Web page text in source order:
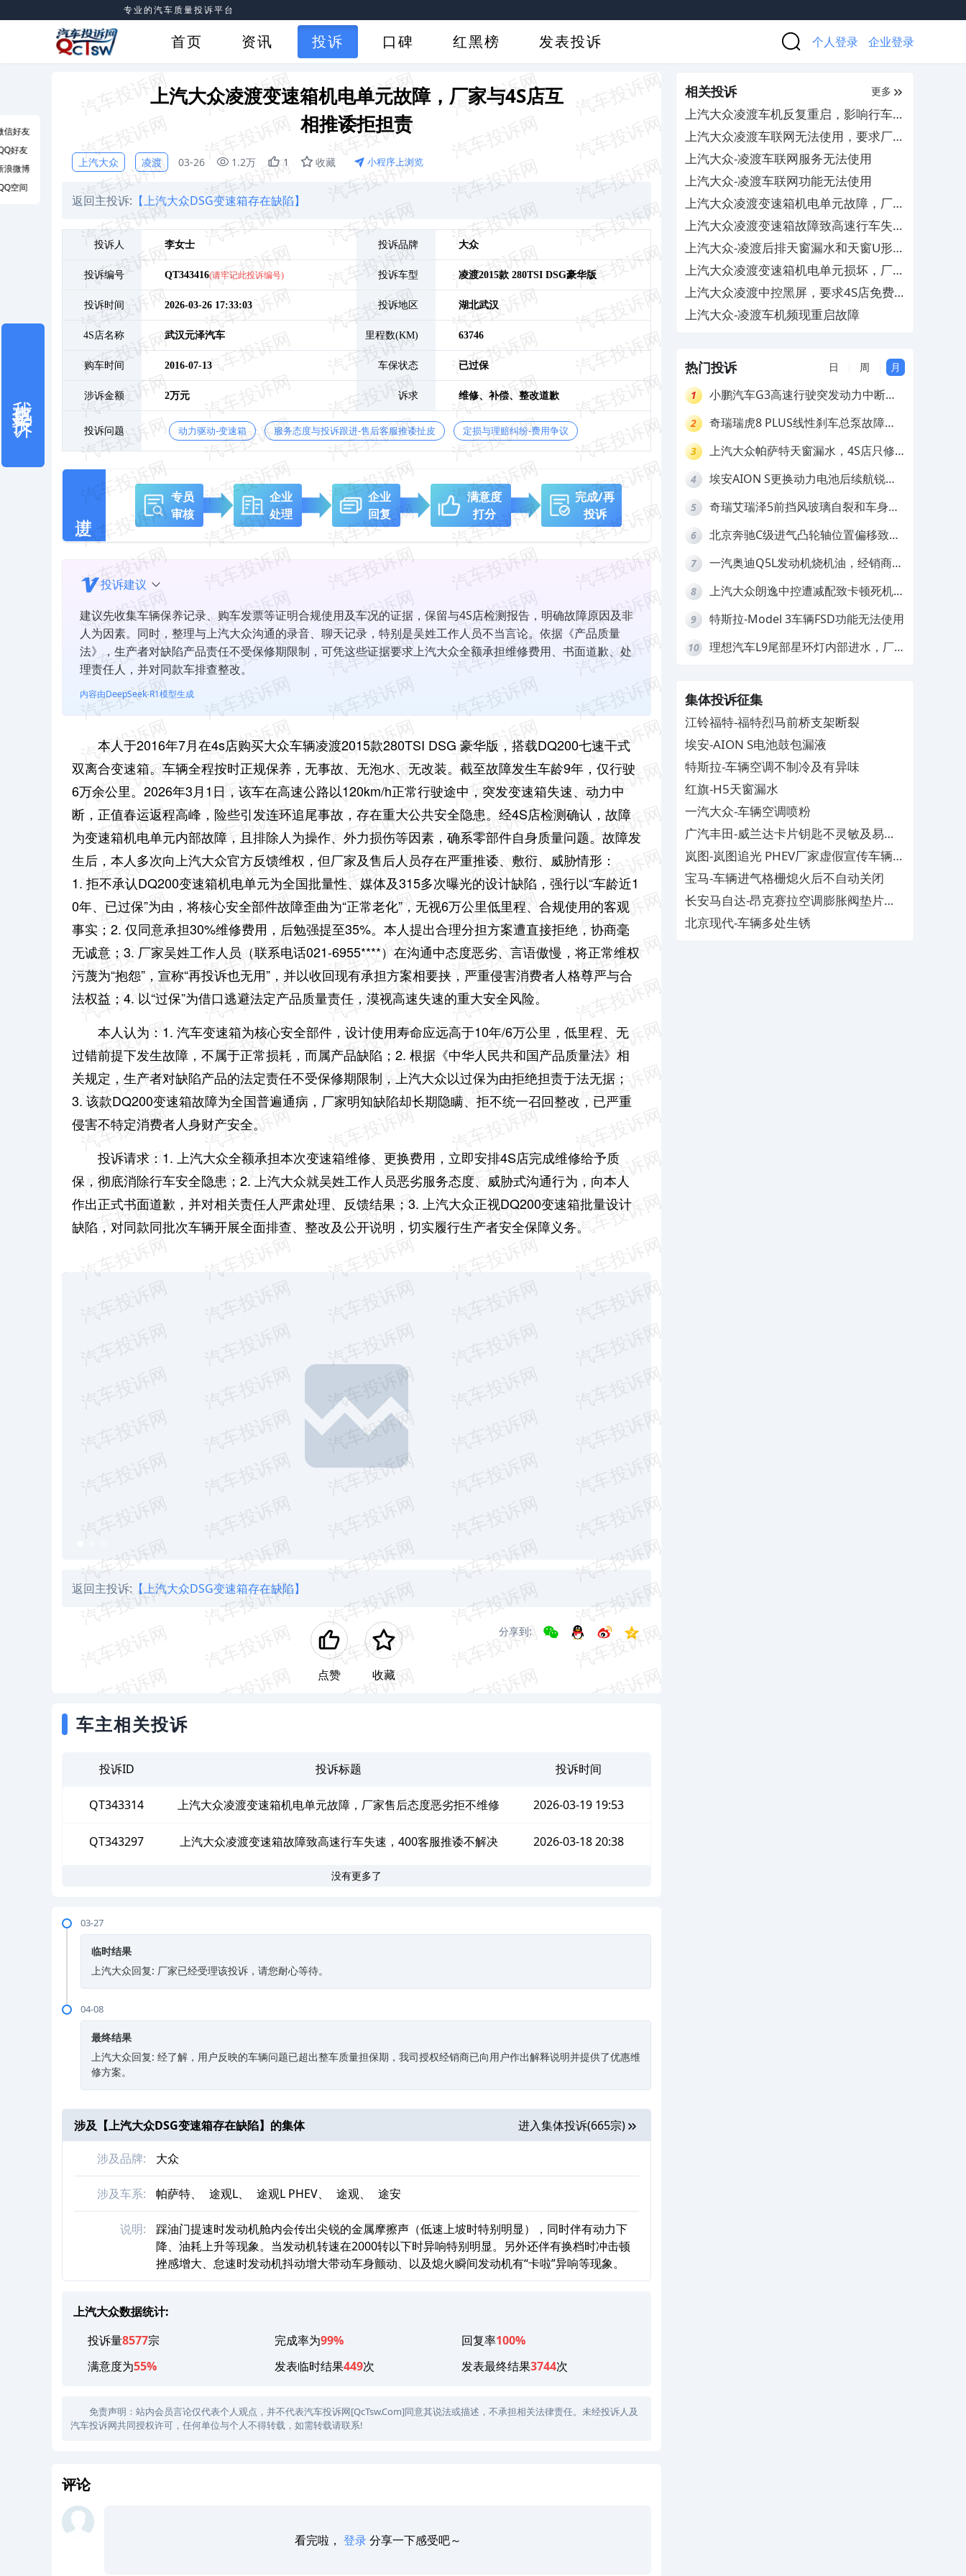
专业的汽车质量投诉平台
首页 资讯 投诉 口碑 红黑榜 发表投诉 个人登录 企业登录
上汽大众凌渡变速箱机电单元故障，厂家与4S店互
相推诿拒担责
上汽大众 凌渡 03-26 1.2万 1 收藏 小程序上浏览
返回主投诉: 【上汽大众DSG变速箱存在缺陷】
投诉人 李女士 投诉品牌 大众
投诉编号 QT343416(请牢记此投诉编号) 投诉车型 凌渡2015款 280TSI DSG豪华版
投诉时间 2026-03-26 17:33:03 投诉地区 湖北武汉
4S店名称 武汉元泽汽车 里程数(KM) 63746
购车时间 2016-07-13 车保状态 已过保
涉诉金额 2万元 诉求 维修、 补偿、 整改道歉
投诉问题 动力驱动-变速箱 服务态度与投诉跟进-售后客服推诿扯皮 定损与理赔纠纷-费用争议
专员
审核
企业
处理
企业
回复
满意度
打分
完成/再
投诉
投诉建议
建议先收集车辆保养记录、购车发票等证明合规使用及车况的证据，保留与4S店检测报告，明确故障原因及非
人为因素。同时，整理与上汽大众沟通的录音、聊天记录，特别是吴姓工作人员不当言论。依据《产品质量
法》，生产者对缺陷产品责任不受保修期限制，可凭这些证据要求上汽大众全额承担维修费用、书面道歉、处
理责任人，并对同款车排查整改。
内容由DeepSeek-R1模型生成
本人于2016年7月在4s店购买大众车辆凌渡2015款280TSI DSG 豪华版，搭载DQ200七速干式
双离合变速箱。车辆全程按时正规保养，无事故、无泡水、无改装。截至故障发生车龄9年，仅行驶
6万余公里。 2026年3月1日，该车在高速公路以120km/h正常行驶途中，突发变速箱失速、动力中
断，正值春运返程高峰，险些引发连环追尾事故，存在重大公共安全隐患。经4S店检测确认，故障
为变速箱机电单元内部故障，且排除人为操作、外力损伤等因素，确系零部件自身质量问题。 故障发
生后，本人多次向上汽大众官方反馈维权，但厂家及售后人员存在严重推诿、敷衍、威胁情形：
1. 拒不承认DQ200变速箱机电单元为全国批量性、媒体及315多次曝光的设计缺陷，强行以“车龄近1
0年、已过保”为由，将核心安全部件故障歪曲为“正常老化”，无视6万公里低里程、合规使用的客观
事实； 2. 仅同意承担30%维修费用，后勉强提至35%。本人提出合理分担方案遭直接拒绝，协商毫
无诚意； 3. 厂家吴姓工作人员（联系电话021-6955****）在沟通中态度恶劣、言语傲慢，将正常维权
污蔑为“抱怨”，宣称“再投诉也无用”，并以收回现有承担方案相要挟，严重侵害消费者人格尊严与合
法权益； 4. 以“过保”为借口逃避法定产品质量责任，漠视高速失速的重大安全风险。
本人认为： 1. 汽车变速箱为核心安全部件，设计使用寿命应远高于10年/6万公里，低里程、无
过错前提下发生故障，不属于正常损耗，而属产品缺陷； 2. 根据《中华人民共和国产品质量法》相
关规定，生产者对缺陷产品的法定责任不受保修期限制，上汽大众以过保为由拒绝担责于法无据；
3. 该款DQ200变速箱故障为全国普遍通病，厂家明知缺陷却长期隐瞒、拒不统一召回整改，已严重
侵害不特定消费者人身财产安全。
投诉请求： 1. 上汽大众全额承担本次变速箱维修、更换费用，立即安排4S店完成维修给予质
保，彻底消除行车安全隐患； 2. 上汽大众就吴姓工作人员恶劣服务态度、威胁式沟通行为，向本人
作出正式书面道歉，并对相关责任人严肃处理、反馈结果； 3. 上汽大众正视DQ200变速箱批量设计
缺陷，对同款同批次车辆开展全面排查、整改及公开说明，切实履行生产者安全保障义务。
返回主投诉: 【上汽大众DSG变速箱存在缺陷】
点赞 收藏
分享到:
车主相关投诉
投诉ID 投诉标题 投诉时间
QT343314 上汽大众凌渡变速箱机电单元故障，厂家售后态度恶劣拒不维修 2026-03-19 19:53
QT343297 上汽大众凌渡变速箱故障致高速行车失速，400客服推诿不解决 2026-03-18 20:38
没有更多了
03-27
临时结果
上汽大众回复: 厂家已经受理该投诉，请您耐心等待。
04-08
最终结果
上汽大众回复: 经了解，用户反映的车辆问题已超出整车质量担保期，我司授权经销商已向用户作出解释说明并提供了优惠维
修方案。
涉及【上汽大众DSG变速箱存在缺陷】的集体 进入集体投诉(665宗)
涉及品牌: 大众
涉及车系: 帕萨特、 途观L、 途观L PHEV、 途观、 途安
说明:
踩油门提速时发动机舱内会传出尖锐的金属摩擦声（低速上坡时特别明显），同时伴有动力下
降、油耗上升等现象。当发动机转速在2000转以下时异响特别明显。另外还伴有换档时冲击顿
挫感增大、怠速时发动机抖动增大带动车身颤动、以及熄火瞬间发动机有“卡啦”异响等现象。
上汽大众数据统计:
投诉量8577宗 完成率为99% 回复率100%
满意度为55% 发表临时结果449次 发表最终结果3744次
免责声明：站内会员言论仅代表个人观点，并不代表汽车投诉网[QcTsw.Com]同意其说法或描述，不承担相关法律责任。未经投诉人及
汽车投诉网共同授权许可，任何单位与个人不得转载，如需转载请联系!
评论
看完啦， 登录分享一下感受吧～
相关投诉 更多
上汽大众凌渡车机反复重启，影响行车安
全
上汽大众凌渡车联网无法使用，要求厂家
尽快开通服务
上汽大众-凌渡车联网服务无法使用
上汽大众-凌渡车联网功能无法使用
上汽大众凌渡变速箱机电单元故障，厂家
与4S店互相推诿拒担责
上汽大众凌渡变速箱故障致高速行车失
速，400客服推诿不解决
上汽大众-凌渡后排天窗漏水和天窗U形框
爆裂
上汽大众凌渡变速箱机电单元损坏，厂家
不作为不召回更换
上汽大众凌渡中控黑屏，要求4S店免费
维修
上汽大众-凌渡车机频现重启故障
热门投诉 日 周 月
1
小鹏汽车G3高速行驶突发动力中断，
2
奇瑞瑞虎8 PLUS线性刹车总泵故障，
3
上汽大众帕萨特天窗漏水，4S店只修
4
埃安AION S更换动力电池后续航锐
5
奇瑞艾瑞泽5前挡风玻璃自裂和车身多
6
北京奔驰C级进气凸轮轴位置偏移致发
7
一汽奥迪Q5L发动机烧机油，经销商推
8
上汽大众朗逸中控遭减配致卡顿死机，
9 特斯拉-Model 3车辆FSD功能无法使用
10
理想汽车L9尾部星环灯内部进水，厂
集体投诉征集
江铃福特-福特烈马前桥支架断裂
埃安-AION S电池鼓包漏液
特斯拉-车辆空调不制冷及有异味
红旗-H5天窗漏水
一汽大众-车辆空调喷粉
广汽丰田-威兰达卡片钥匙不灵敏及易消
磁
岚图-岚图追光 PHEV厂家虚假宣传车辆配
置与功能
宝马-车辆进气格栅熄火后不自动关闭
长安马自达-昂克赛拉空调膨胀阀垫片生
锈
北京现代-车辆多处生锈
信好友
好友
浪微博
空间